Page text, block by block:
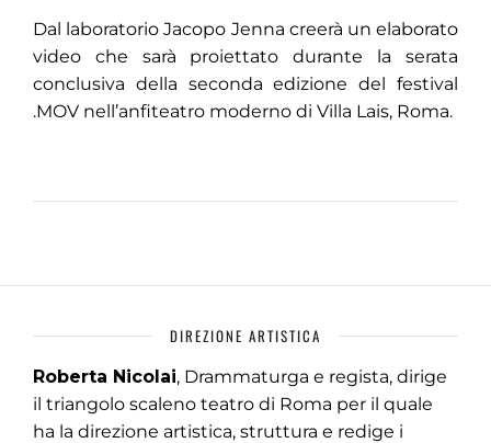
Dal laboratorio Jacopo Jenna creerà un elaborato
video che sarà proiettato durante la serata
conclusiva della seconda edizione del festival
.MOV nell’anfiteatro moderno di Villa Lais, Roma.
DIREZIONE ARTISTICA
Roberta Nicolai, Drammaturga e regista, dirige
il triangolo scaleno teatro di Roma per il quale
ha la direzione artistica, struttura e redige i